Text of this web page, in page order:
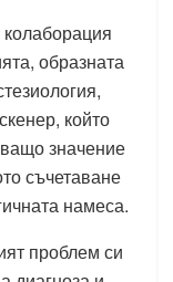
образната
който
значение
съчетаване
намеса.
проблем си